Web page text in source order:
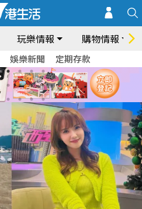
玩樂情報 購物情報
娛樂新聞 定期存款